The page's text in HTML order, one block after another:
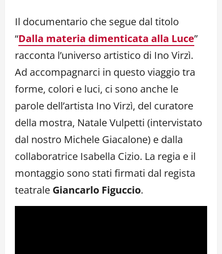
Il documentario che segue dal titolo
“Dalla materia dimenticata alla Luce”
racconta l’universo artistico di Ino Virzì.
Ad accompagnarci in questo viaggio tra
forme, colori e luci, ci sono anche le
parole dell’artista Ino Virzì, del curatore
della mostra, Natale Vulpetti (intervistato
dal nostro Michele Giacalone) e dalla
collaboratrice Isabella Cizio. La regia e il
montaggio sono stati firmati dal regista
teatrale Giancarlo Figuccio.